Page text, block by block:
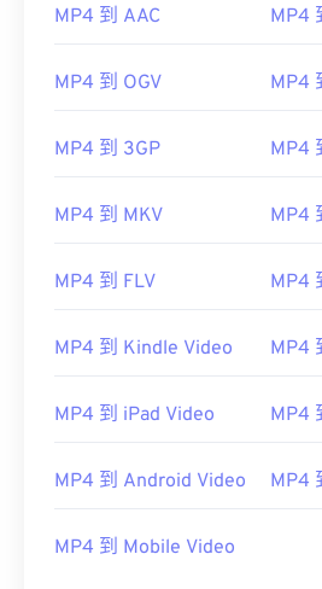
MP4 到 AAC MP4
MP4 到 OGV MP4
MP4 到 3GP MP4
MP4 到 MKV MP4
MP4 到 FLV MP4
MP4 到 Kindle Video MP4
MP4 到 iPad Video MP4
MP4 到 Android Video MP4
MP4 到 Mobile Video